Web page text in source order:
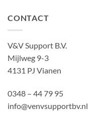
CONTACT
V&V Support B.V.
Mijlweg 9-3
4131 PJ Vianen
0348 – 44 79 95
info@venvsupportbv.nl